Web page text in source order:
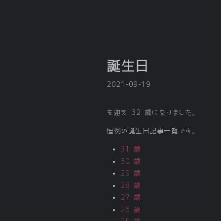
誕生日
2021-09-19
を迎え 32 歳になりました。
恒例の誕生日記事一覧です。
31 歳
30 歳
29 歳
28 歳
27 歳
26 歳